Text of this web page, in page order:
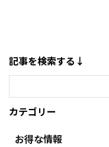
記事を検索する↓
カテゴリー
お得な情報